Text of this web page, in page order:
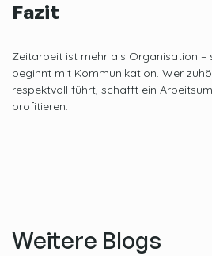
Fazit
Zeitarbeit ist mehr als Organisation –
beginnt mit Kommunikation. Wer
respektvoll führt, schafft ein
profitieren.
Weitere Blogs